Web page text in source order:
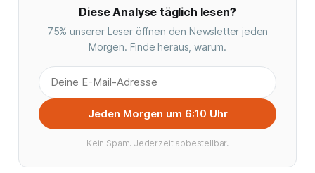
Diese Analyse täglich lesen?
75% unserer Leser öffnen den Newsletter jeden
Morgen. Finde heraus, warum.
Jeden Morgen um 6:10 Uhr
Kein Spam. Jederzeit abbestellbar.